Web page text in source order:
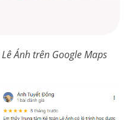
Ánh trên Google Maps